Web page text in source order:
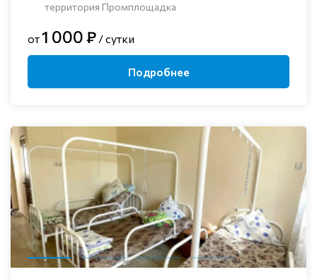
территория Промплощадка
от1 000 ₽ / сутки
Подробнее